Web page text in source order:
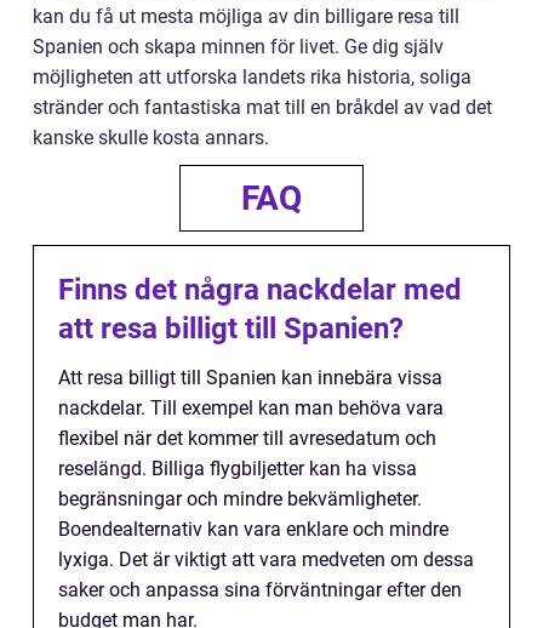
kan du få ut mesta möjliga av din billigare resa till
Spanien och skapa minnen för livet. Ge dig själv
möjligheten att utforska landets rika historia, soliga
stränder och fantastiska mat till en bråkdel av vad det
kanske skulle kosta annars.
FAQ
Finns det några nackdelar med
att resa billigt till Spanien?
Att resa billigt till Spanien kan innebära vissa
nackdelar. Till exempel kan man behöva vara
flexibel när det kommer till avresedatum och
reselängd. Billiga flygbiljetter kan ha vissa
begränsningar och mindre bekvämligheter.
Boendealternativ kan vara enklare och mindre
lyxiga. Det är viktigt att vara medveten om dessa
saker och anpassa sina förväntningar efter den
budget man har.